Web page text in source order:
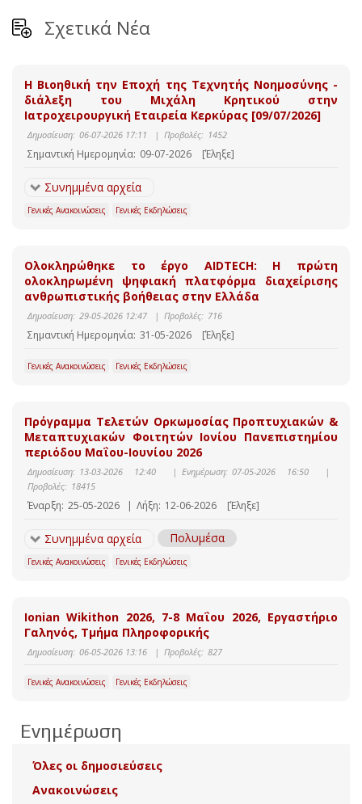
Σχετικά Νέα
Η Βιοηθική την Εποχή της Τεχνητής Νοημοσύνης -
διάλεξη του Μιχάλη Κρητικού στην
Ιατροχειρουργική Εταιρεία Κερκύρας [09/07/2026]
Δημοσίευση: 06-07-2026 17:11 | Προβολές: 1452
Σημαντική Ημερομηνία: 09-07-2026 [Έληξε]
Συνημμένα αρχεία
Γενικές Ανακοινώσεις Γενικές Εκδηλώσεις
Ολοκληρώθηκε το έργο AIDTECH: Η πρώτη
ολοκληρωμένη ψηφιακή πλατφόρμα διαχείρισης
ανθρωπιστικής βοήθειας στην Ελλάδα
Δημοσίευση: 29-05-2026 12:47 | Προβολές: 716
Σημαντική Ημερομηνία: 31-05-2026 [Έληξε]
Γενικές Ανακοινώσεις Γενικές Εκδηλώσεις
Πρόγραμμα Τελετών Ορκωμοσίας Προπτυχιακών &
Μεταπτυχιακών Φοιτητών Ιονίου Πανεπιστημίου
περιόδου Μαΐου-Ιουνίου 2026
Δημοσίευση: 13-03-2026 12:40 | Ενημέρωση: 07-05-2026 16:50
|
Προβολές: 18415
Έναρξη: 25-05-2026 | Λήξη: 12-06-2026 [Έληξε]
Συνημμένα αρχεία Πολυμέσα
Γενικές Ανακοινώσεις Γενικές Εκδηλώσεις
Ιonian Wikithon 2026, 7-8 Μαΐου 2026, Εργαστήριο
Γαληνός, Τμήμα Πληροφορικής
Δημοσίευση: 06-05-2026 13:16 | Προβολές: 827
Γενικές Ανακοινώσεις Γενικές Εκδηλώσεις
Ενημέρωση
Όλες οι δημοσιεύσεις
Ανακοινώσεις